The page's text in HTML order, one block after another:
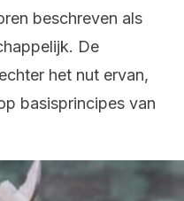
beschreven als
De
het nut ervan,
basisprincipes van